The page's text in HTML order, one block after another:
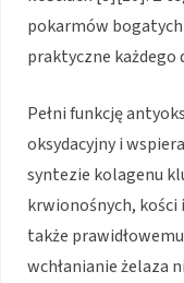
pokarmów
praktyczne każdego
Pełni funkcję
oksydacyjny i
syntezie kolagenu
krwionośnych, kości
także
wchłanianie żelaza